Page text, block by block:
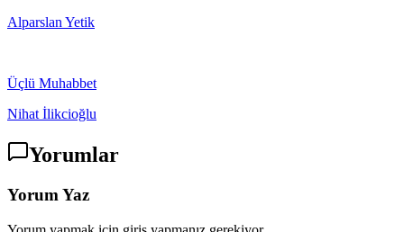
Alparslan Yetik
Üçlü Muhabbet
Nihat İlikcioğlu
Yorumlar
Yorum Yaz